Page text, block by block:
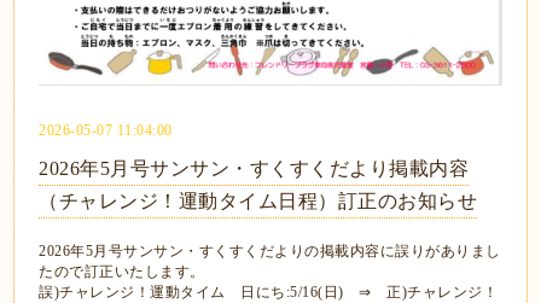
2026-05-07 11:04:00
2026年5月号サンサン・すくすくだより掲載内容
（チャレンジ！運動タイム日程）訂正のお知らせ
2026年5月号サンサン・すくすくだよりの掲載内容に誤りがありまし
たので訂正いたします。
誤)チャレンジ！運動タイム 日にち :5/16( 日) ⇒ 正)チャレンジ！